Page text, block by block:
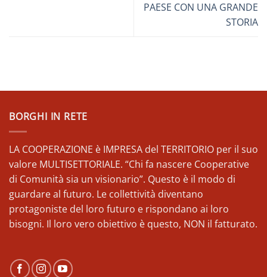
PAESE CON UNA GRANDE
STORIA
BORGHI IN RETE
LA COOPERAZIONE è IMPRESA del TERRITORIO per il suo
valore MULTISETTORIALE. “Chi fa nascere Cooperative
di Comunità sia un visionario”. Questo è il modo di
guardare al futuro. Le collettività diventano
protagoniste del loro futuro e rispondano ai loro
bisogni. Il loro vero obiettivo è questo, NON il fatturato.